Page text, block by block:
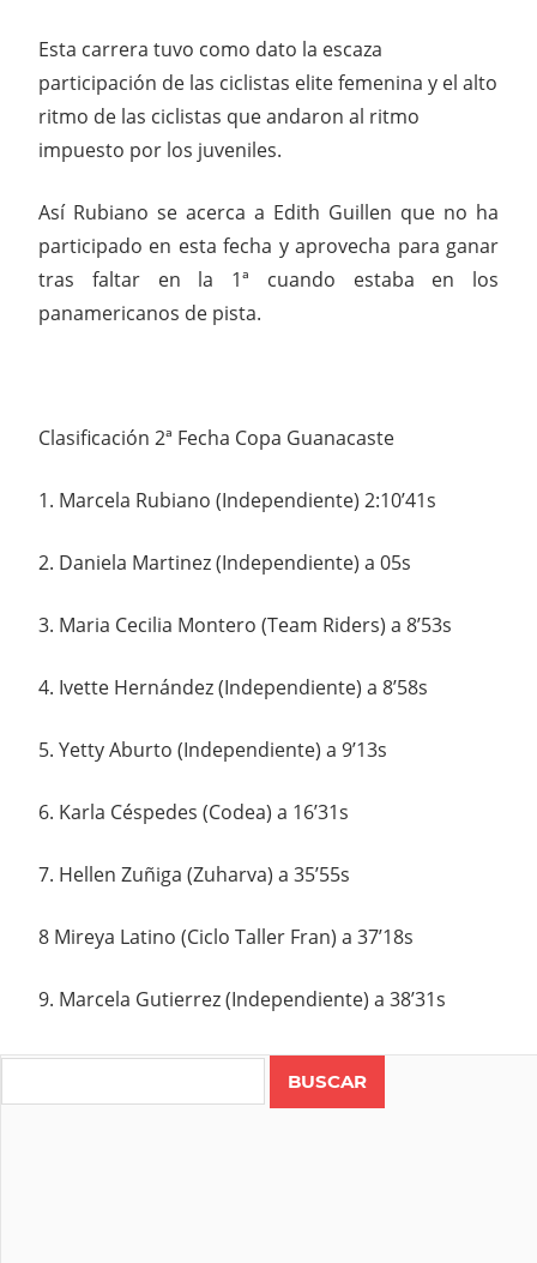
Esta carrera tuvo como dato la escaza
participación de las ciclistas elite femenina y el alto
ritmo de las ciclistas que andaron al ritmo
impuesto por los juveniles.
Así Rubiano se acerca a Edith Guillen que no ha
participado en esta fecha y aprovecha para ganar
tras faltar en la 1ª cuando estaba en los
panamericanos de pista.
Clasificación 2ª Fecha Copa Guanacaste
1. Marcela Rubiano (Independiente) 2:10’41s
2. Daniela Martinez (Independiente) a 05s
3. Maria Cecilia Montero (Team Riders) a 8’53s
4. Ivette Hernández (Independiente) a 8’58s
5. Yetty Aburto (Independiente) a 9’13s
6. Karla Céspedes (Codea) a 16’31s
7. Hellen Zuñiga (Zuharva) a 35’55s
8 Mireya Latino (Ciclo Taller Fran) a 37’18s
9. Marcela Gutierrez (Independiente) a 38’31s